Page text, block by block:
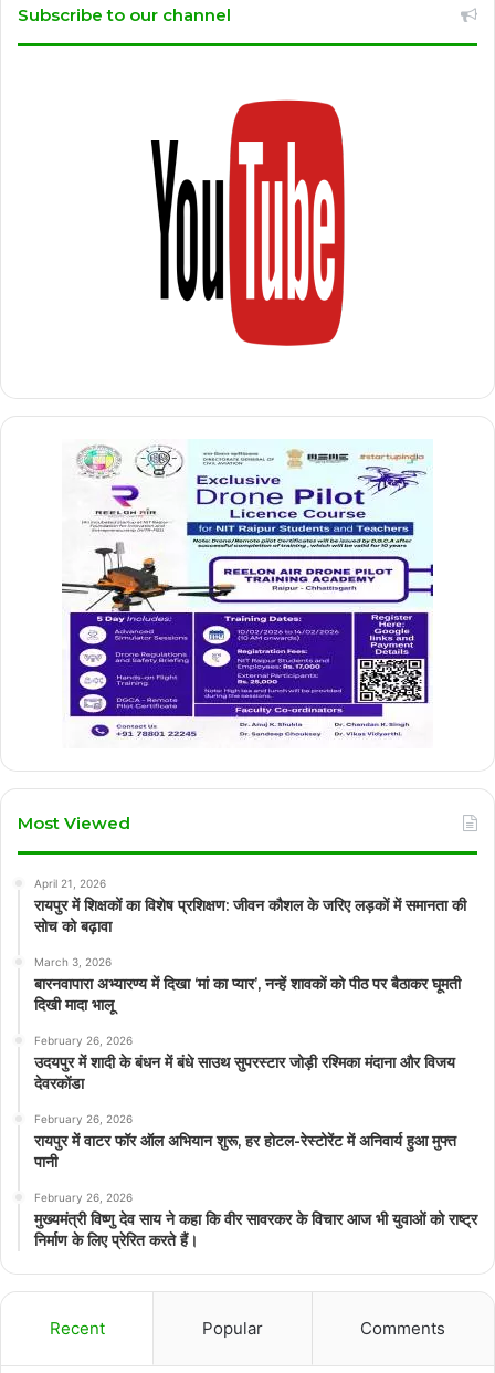
Subscribe to our channel
Most Viewed
April 21, 2026
रायपुर में शिक्षकों का विशेष प्रशिक्षण: जीवन कौशल के जरिए लड़कों में समानता की
सोच को बढ़ावा
March 3, 2026
बारनवापारा अभ्यारण्य में दिखा ‘मां का प्यार’, नन्हें शावकों को पीठ पर बैठाकर घूमती
दिखी मादा भालू
February 26, 2026
उदयपुर में शादी के बंधन में बंधे साउथ सुपरस्टार जोड़ी रश्मिका मंदाना और विजय
देवरकोंडा
February 26, 2026
रायपुर में वाटर फॉर ऑल अभियान शुरू, हर होटल-रेस्टोरेंट में अनिवार्य हुआ मुफ्त
पानी
February 26, 2026
मुख्यमंत्री विष्णु देव साय ने कहा कि वीर सावरकर के विचार आज भी युवाओं को राष्ट्र
निर्माण के लिए प्रेरित करते हैं।
Recent Popular Comments